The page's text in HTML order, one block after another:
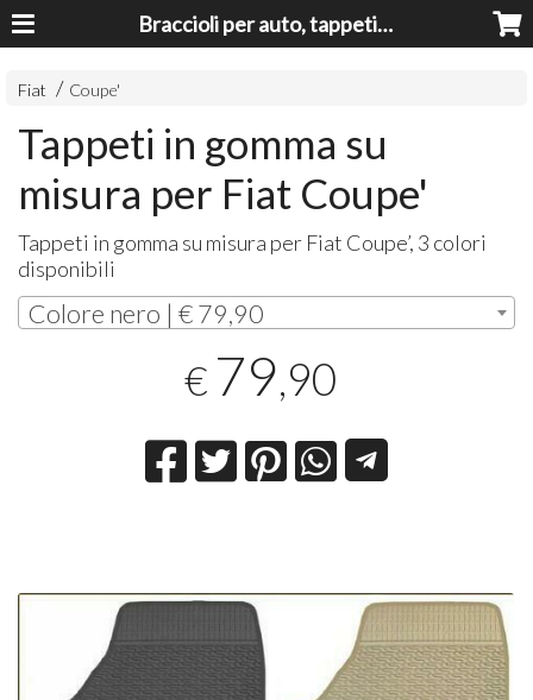
Braccioli per auto, tappeti auto, accessori auto MADE IN ITALY - Armrests, Mittelarmlehnen, Accoundoirs
Fiat Coupe'
Tappeti in gomma su
misura per Fiat Coupe'
Tappeti in gomma su misura per Fiat Coupe’, 3 colori
disponibili
Colore nero | € 79,90
€ 79,90